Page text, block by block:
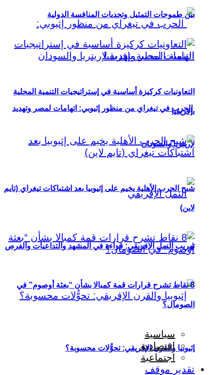
الحرب في تيغراي من منظور إثيوبي: اتهامات لمصر وتهديد
لإريتريا والسودان
تهريب النمل الإفريقي: قراءة في المشهد والتداعيات والفرص
إثيوبيا والقرن الإفريقي: تحوُّلات محسوبة؟
بين طموحات التمثيل وتحديات المنافسة الدولية
التعاونيات كركيزة أساسية في إستراتيجيات التنمية المحلية
بإفريقيا
شبح الحرب الأهلية يخيم على إثيوبيا بعد اشتباكات تيغراي (تايم
لاين)
8 نقاط تشرح قرارات قمة كمبالا بشأن “بعثة أوصوم” في
الصومال؟
سياسية
اقتصادية
اجتماعية
تقدير موقف